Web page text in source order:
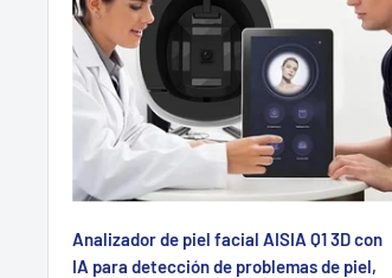
Analizador de piel facial AISIA Q1 3D con
IA para detección de problemas de piel,